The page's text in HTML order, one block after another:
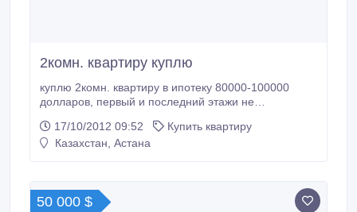
2комн. квартиру куплю
куплю 2комн. квартиру в ипотеку 80000-100000
долларов, первый и последний этажи не
17/10/2012 09:52
Купить квартиру
Казахстан, Астана
50 000 $